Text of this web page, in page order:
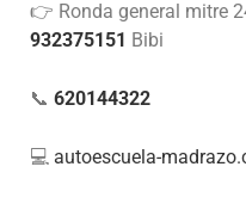
👉 Ronda general mitre
932375151 Bibi
📞 620144322
💻 autoescuela-